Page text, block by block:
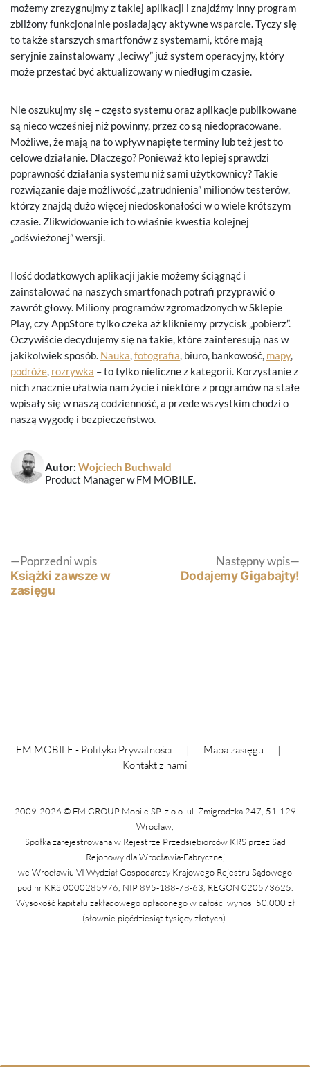
możemy zrezygnujmy z takiej aplikacji i znajdźmy inny program
zbliżony funkcjonalnie posiadający aktywne wsparcie. Tyczy się
to także starszych smartfonów z systemami, które mają
seryjnie zainstalowany „leciwy” już system operacyjny, który
może przestać być aktualizowany w niedługim czasie.
Nie oszukujmy się – często systemu oraz aplikacje publikowane
są nieco wcześniej niż powinny, przez co są niedopracowane.
Możliwe, że mają na to wpływ napięte terminy lub też jest to
celowe działanie. Dlaczego? Ponieważ kto lepiej sprawdzi
poprawność działania systemu niż sami użytkownicy? Takie
rozwiązanie daje możliwość „zatrudnienia” milionów testerów,
którzy znajdą dużo więcej niedoskonałości w o wiele krótszym
czasie. Zlikwidowanie ich to właśnie kwestia kolejnej
„odświeżonej” wersji.
Ilość dodatkowych aplikacji jakie możemy ściągnąć i
zainstalować na naszych smartfonach potrafi przyprawić o
zawrót głowy. Miliony programów zgromadzonych w Sklepie
Play, czy AppStore tylko czeka aż klikniemy przycisk „pobierz”.
Oczywiście decydujemy się na takie, które zainteresują nas w
jakikolwiek sposób. Nauka,fotografia, biuro, bankowość, mapy,
podróże, rozrywka – to tylko nieliczne z kategorii. Korzystanie z
nich znacznie ułatwia nam życie i niektóre z programów na stałe
wpisały się w naszą codzienność, a przede wszystkim chodzi o
naszą wygodę i bezpieczeństwo.
Autor: Wojciech Buchwald
Product Manager w FM MOBILE.
Nawigacja
wpisu
Poprzedni wpisPoprzedni
wpis:
Książki zawsze w
zasięgu
Następny wpis
Dodajemy Gigabajty!
FM MOBILE - Polityka Prywatności | Mapa zasięgu
|
Kontakt z nami
2009-2026 © FM GROUP Mobile SP. z o.o. ul. Żmigrodzka 247, 51-129
Wrocław,
Spółka zarejestrowana w Rejestrze Przedsiębiorców KRS przez Sąd
Rejonowy dla Wrocławia-Fabrycznej
we Wrocławiu VI Wydział Gospodarczy Krajowego Rejestru Sądowego
pod nr KRS 0000285976, NIP 895-188-78-63, REGON 020573625.
Wysokość kapitału zakładowego opłaconego w całości wynosi 50.000 zł
(słownie pięćdziesiąt tysięcy złotych).